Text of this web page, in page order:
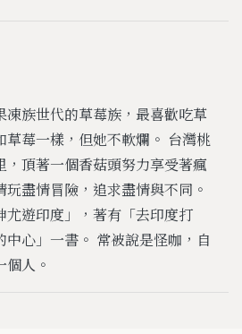
凍族世代的草莓族，最喜歡吃草
草莓一樣，但她不軟爛。 台灣桃
，頂著一個香菇頭努力享受著瘋
盡情冒險，追求盡情與不同。
尤遊印度」，著有「去印度打
心」一書。 常被說是怪咖，自
人。